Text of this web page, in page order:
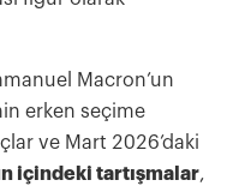
Macron’un
erken seçime
ve Mart 2026’daki
içindeki tartışmalar,